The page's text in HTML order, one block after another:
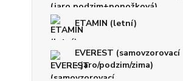
ETAMIN (letní)
EVEREST (samovzorovací
- jaro/podzim/zima)